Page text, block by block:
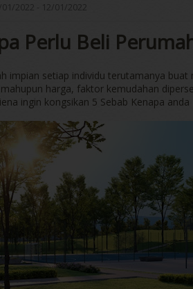
2022 - 12/01/2022
Perlu Beli
impian setiap individu terutamanya
harga, faktor kemudahan
ingin kongsikan 5 Sebab Kenapa